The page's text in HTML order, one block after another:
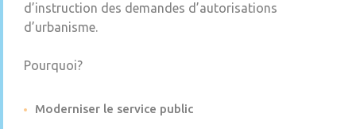
d’instruction des demandes d’autorisations
d’urbanisme.
Pourquoi?
Moderniser le service public